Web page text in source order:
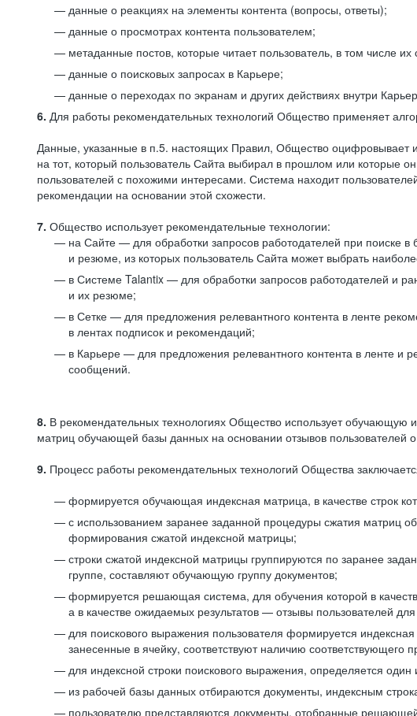
данные о реакциях на элементы контента (вопросы, ответы);
данные о просмотрах контента пользователем;
метаданные постов, которые читает пользователь, в том числе их
данные о поисковых запросах в Карьере;
данные о переходах по экранам и других действиях внутри
6. Для работы рекомендательных технологий Общество применяет
Данные, указанные в п.5. настоящих Правил, Общество оцифровывает
на тот, который пользователь Сайта выбирал в прошлом или которые
пользователей с похожими интересами. Система находит
рекомендации на основании этой схожести.
7. Общество использует рекомендательные технологии:
на Сайте — для обработки запросов работодателей при поиске в
и резюме, из которых пользователь Сайта может выбрать
в Системе Talantix — для обработки запросов работодателей и
и их резюме;
в Сетке — для предложения релевантного контента в ленте
в лентах подписок и рекомендаций;
в Карьере — для предложения релевантного контента в ленте
сообщений.
8. В рекомендательных технологиях Общество использует
матриц обучающей базы данных на основании отзывов пользователей
9. Процесс работы рекомендательных технологий Общества
формируется обучающая индексная матрица, в качестве строк
с использованием заранее заданной процедуры сжатия матриц
формирования сжатой индексной матрицы;
строки сжатой индексной матрицы группируются по заранее
группе, составляют обучающую группу документов;
формируется решающая система, для обучения которой в
а в качестве ожидаемых результатов — отзывы пользователей
для поискового выражения пользователя формируется
занесенные в ячейку, соответствуют наличию соответствующего
для индексной строки поискового выражения, определяется
из рабочей базы данных отбираются документы, индексным
пользователю представляются документы, отобранные